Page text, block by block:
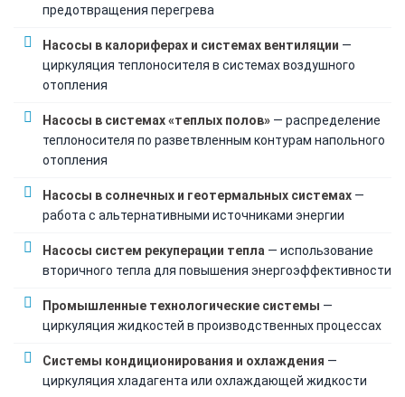
предотвращения перегрева
Насосы в калориферах и системах вентиляции —
циркуляция теплоносителя в системах воздушного
отопления
Насосы в системах «теплых полов» — распределение
теплоносителя по разветвленным контурам напольного
отопления
Насосы в солнечных и геотермальных системах —
работа с альтернативными источниками энергии
Насосы систем рекуперации тепла — использование
вторичного тепла для повышения энергоэффективности
Промышленные технологические системы —
циркуляция жидкостей в производственных процессах
Системы кондиционирования и охлаждения —
циркуляция хладагента или охлаждающей жидкости